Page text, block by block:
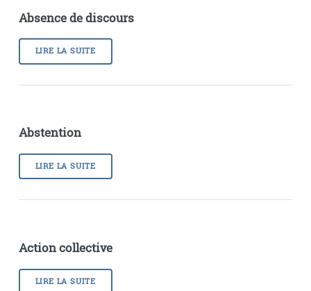
Absence de discours
LIRE LA SUITE
Abstention
LIRE LA SUITE
Action collective
LIRE LA SUITE